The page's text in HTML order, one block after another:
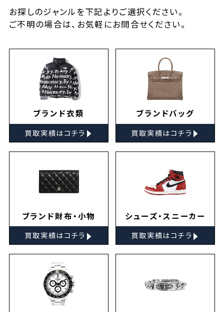
お探しのジャンルを下記よりご選択ください。
ご不明の場合は、お気軽にお問合せください。
ブランド衣類
買取実績はコチラ ▸
ブランドバッグ
買取実績はコチラ ▸
ブランド財布・小物
買取実績はコチラ ▸
シューズ・スニーカー
買取実績はコチラ ▸